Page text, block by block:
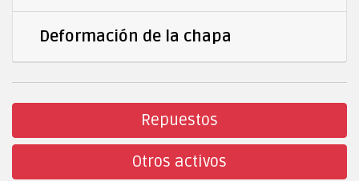
Deformación de la chapa
Repuestos
Otros activos